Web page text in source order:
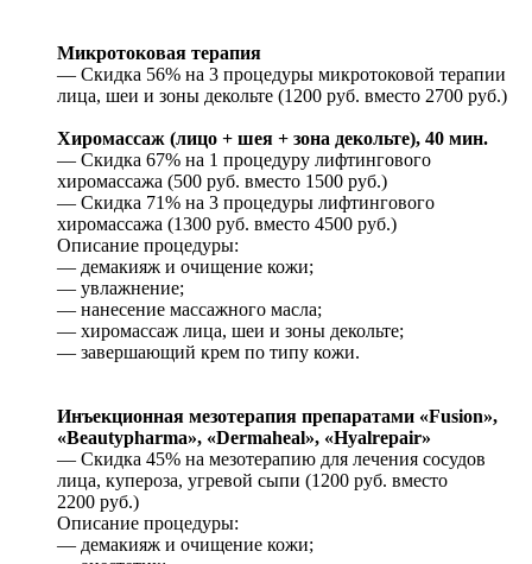
Микротоковая терапия
— Скидка 56% на 3 процедуры микротоковой терапии
лица, шеи и зоны декольте (1200 руб. вместо 2700 руб.)
Хиромассаж (лицо + шея + зона декольте), 40 мин.
— Скидка 67% на 1 процедуру лифтингового
хиромассажа (500 руб. вместо 1500 руб.)
— Скидка 71% на 3 процедуры лифтингового
хиромассажа (1300 руб. вместо 4500 руб.)
Описание процедуры:
— демакияж и очищение кожи;
— увлажнение;
— нанесение массажного масла;
— хиромассаж лица, шеи и зоны декольте;
— завершающий крем по типу кожи.
Инъекционная мезотерапия препаратами «Fusion»,
«Beautypharma», «Dermaheal», «Hyalrepair»
— Скидка 45% на мезотерапию для лечения сосудов
лица, купероза, угревой сыпи (1200 руб. вместо
2200 руб.)
Описание процедуры:
— демакияж и очищение кожи;